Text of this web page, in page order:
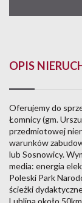
OPIS
Oferujemy do
Łomnicy (gm.
przedmiotowej
warunków
lub Sosnowicy.
media: energia
Poleski Park
ścieżki